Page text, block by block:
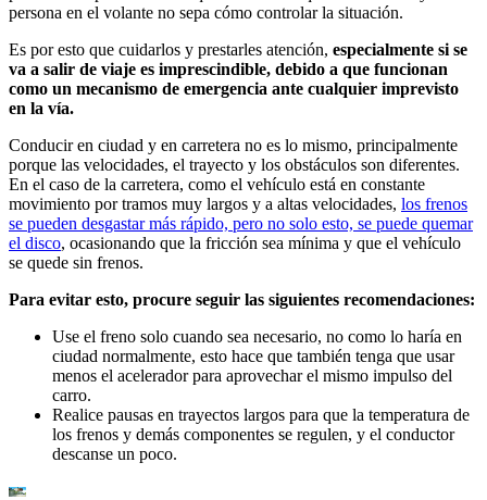
persona en el volante no sepa cómo controlar la situación.
Es por esto que cuidarlos y prestarles atención, especialmente si se
va a salir de viaje es imprescindible, debido a que funcionan
como un mecanismo de emergencia ante cualquier imprevisto
en la vía.
Conducir en ciudad y en carretera no es lo mismo, principalmente
porque las velocidades, el trayecto y los obstáculos son diferentes.
En el caso de la carretera, como el vehículo está en constante
movimiento por tramos muy largos y a altas velocidades, los frenos
se pueden desgastar más rápido, pero no solo esto, se puede quemar
el disco, ocasionando que la fricción sea mínima y que el vehículo
se quede sin frenos.
Para evitar esto, procure seguir las siguientes recomendaciones:
Use el freno solo cuando sea necesario, no como lo haría en
ciudad normalmente, esto hace que también tenga que usar
menos el acelerador para aprovechar el mismo impulso del
carro.
Realice pausas en trayectos largos para que la temperatura de
los frenos y demás componentes se regulen, y el conductor
descanse un poco.